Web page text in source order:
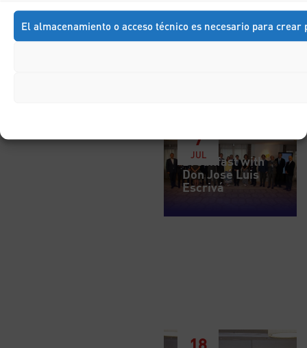
El almacenamiento o acceso técnico es necesario para
Breakfast with Don Óscar
7
JUL
Breakfast with
Don José Luis
Escrivá